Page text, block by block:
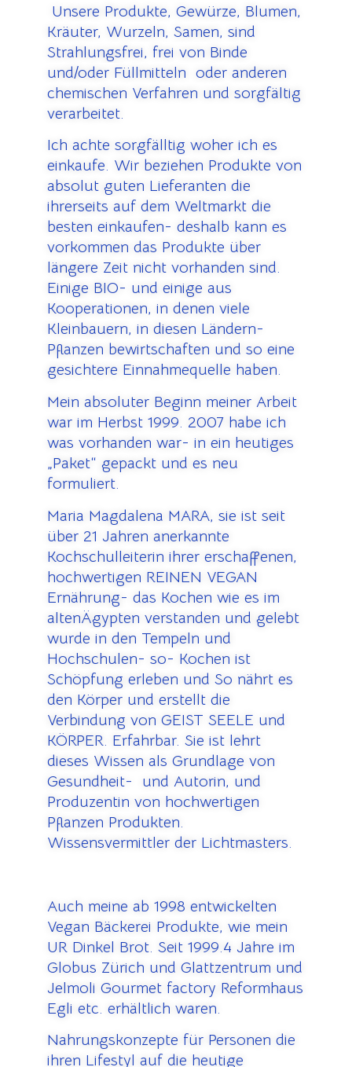
Unsere Produkte, Gewürze, Blumen,
Kräuter, Wurzeln, Samen, sind
Strahlungsfrei, frei von Binde
und/oder Füllmitteln oder anderen
chemischen Verfahren und sorgfältig
verarbeitet.
Ich achte sorgfälltig woher ich es
einkaufe. Wir beziehen Produkte von
absolut guten Lieferanten die
ihrerseits auf dem Weltmarkt die
besten einkaufen- deshalb kann es
vorkommen das Produkte über
längere Zeit nicht vorhanden sind.
Einige BIO- und einige aus
Kooperationen, in denen viele
Kleinbauern, in diesen Ländern-
Pflanzen bewirtschaften und so eine
gesichtere Einnahmequelle haben.
Mein absoluter Beginn meiner Arbeit
war im Herbst 1999. 2007 habe ich
was vorhanden war- in ein heutiges
„Paket“ gepackt und es neu
formuliert.
Maria Magdalena MARA, sie ist seit
über 21 Jahren anerkannte
Kochschulleiterin ihrer erschaffenen,
hochwertigen REINEN VEGAN
Ernährung- das Kochen wie es im
altenÄgypten verstanden und gelebt
wurde in den Tempeln und
Hochschulen- so- Kochen ist
Schöpfung erleben und So nährt es
den Körper und erstellt die
Verbindung von GEIST SEELE und
KÖRPER. Erfahrbar. Sie ist lehrt
dieses Wissen als Grundlage von
Gesundheit- und Autorin, und
Produzentin von hochwertigen
Pflanzen Produkten.
Wissensvermittler der Lichtmasters.
Auch meine ab 1998 entwickelten
Vegan Bäckerei Produkte, wie mein
UR Dinkel Brot. Seit 1999.4 Jahre im
Globus Zürich und Glattzentrum und
Jelmoli Gourmet factory Reformhaus
Egli etc. erhältlich waren.
Nahrungskonzepte für Personen die
ihren Lifestyl auf die heutige